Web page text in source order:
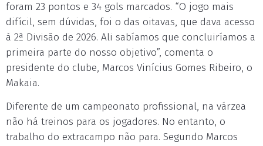
foram 23 pontos e 34 gols marcados. “O jogo mais
difícil, sem dúvidas, foi o das oitavas, que dava acesso
à 2ª Divisão de 2026. Ali sabíamos que concluiríamos a
primeira parte do nosso objetivo”, comenta o
presidente do clube, Marcos Vinícius Gomes Ribeiro, o
Makaia.
Diferente de um campeonato profissional, na várzea
não há treinos para os jogadores. No entanto, o
trabalho do extracampo não para. Segundo Marcos